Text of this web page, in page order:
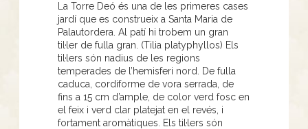
La Torre Deó és una de les primeres cases
jardí que es construeix a Santa Maria de
Palautordera. Al patí hi trobem un gran
til·ler de fulla gran. (Tilia platyphyllos) Els
til·lers són nadius de les regions
temperades de l’hemisferi nord. De fulla
caduca, cordiforme de vora serrada, de
fins a 15 cm d’ample, de color verd fosc en
el feix i verd clar platejat en el revés, i
fortament aromàtiques. Els til·lers són